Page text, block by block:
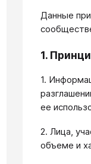
Данные
1.
1.
ее
2. Лица,
объеме и